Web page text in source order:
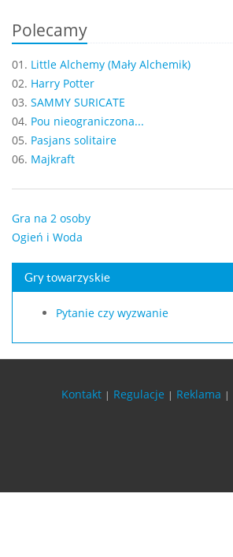
Polecamy
01. Little Alchemy (Mały Alchemik)
02. Harry Potter
03. SAMMY SURICATE
04. Pou nieograniczona...
05. Pasjans solitaire
06. Majkraft
Gra na 2 osoby
Ogień i Woda
Gry towarzyskie
Pytanie czy wyzwanie
Kontakt | Regulacje | Reklama |